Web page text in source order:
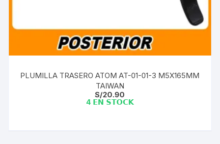
PLUMILLA TRASERO ATOM AT-01-01-3 M5X165MM
TAIWAN
S/20.90
4 𝗘𝗡 𝗦𝗧𝗢𝗖𝗞